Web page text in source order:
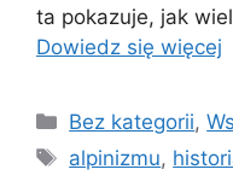
ta pokazuje, jak
Dowiedz się więcej
Kategorie
Bez kategorii,
Tagi
alpinizmu,